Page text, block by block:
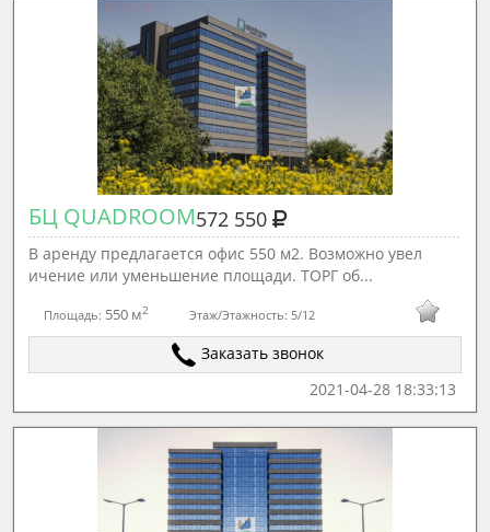
БЦ QUADROOM572 550
В аренду предлагается офис 550 м2. Возможно увел
ичение или уменьшение площади. ТОРГ об...
Площадь: 550 м2 Этаж/Этажность: 5/12
Заказать звонок
2021-04-28 18:33:13